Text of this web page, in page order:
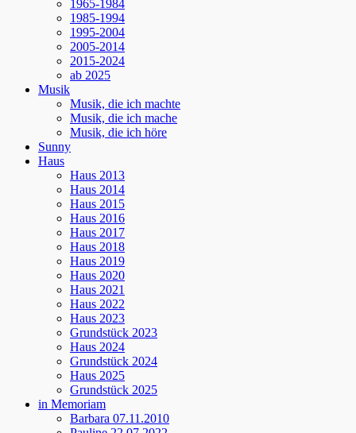
1965-1984
1985-1994
1995-2004
2005-2014
2015-2024
ab 2025
Musik
Musik, die ich machte
Musik, die ich mache
Musik, die ich höre
Sunny
Haus
Haus 2013
Haus 2014
Haus 2015
Haus 2016
Haus 2017
Haus 2018
Haus 2019
Haus 2020
Haus 2021
Haus 2022
Haus 2023
Grundstück 2023
Haus 2024
Grundstück 2024
Haus 2025
Grundstück 2025
in Memoriam
Barbara 07.11.2010